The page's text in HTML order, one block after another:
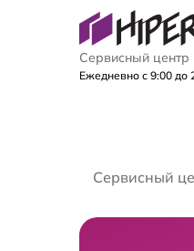
Сервисный центр
Ежедневно с 9:00 до
Сервисный